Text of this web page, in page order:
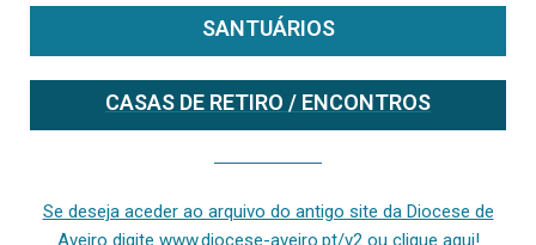
SANTUÁRIOS
CASAS DE RETIRO / ENCONTROS
Se deseja aceder ao arquivo do antigo site da Diocese de
Aveiro digite www.diocese-aveiro.pt/v2 ou clique aqui!